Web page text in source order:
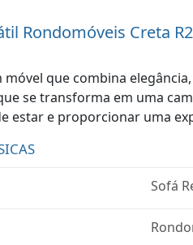
Rondomóveis Creta
móvel que combina
se transforma em uma
estar e proporcionar uma
Sofá